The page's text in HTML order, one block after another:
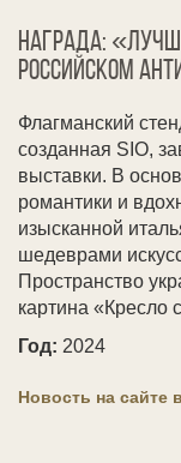
Награда:
Российском
Флагманский
созданная SIO,
выставки. В
романтики и
изысканной
шедеврами
Пространство
картина «Кресло
Год: 2024
Новость на сайте